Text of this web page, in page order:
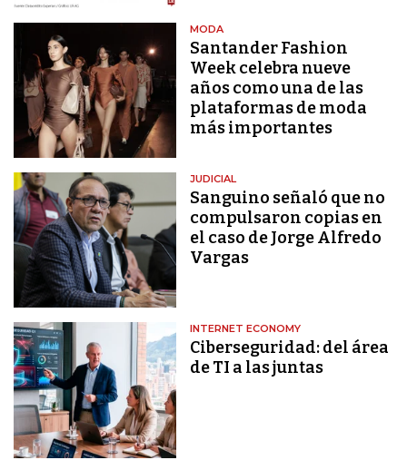
MODA
Santander Fashion
Week celebra nueve
años como una de las
plataformas de moda
más importantes
JUDICIAL
Sanguino señaló que no
compulsaron copias en
el caso de Jorge Alfredo
Vargas
INTERNET ECONOMY
Ciberseguridad: del área
de TI a las juntas